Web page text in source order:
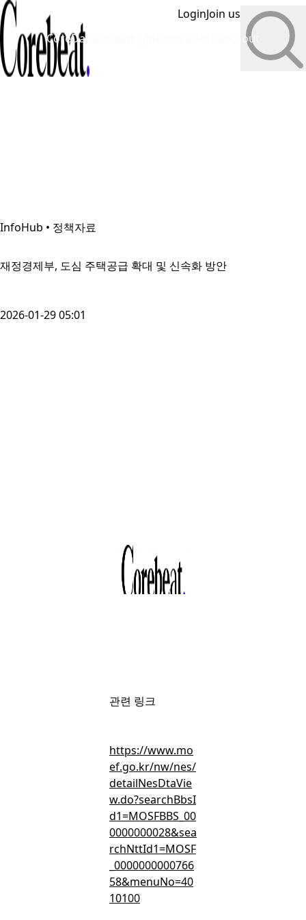
CoreData About
LoginJoin us
InfoHub • 정책자료
재정경제부, 도심 주택공급 확대 및 신속화 방안
2026-01-29 05:01
재정경제부, 도심
주택공급 확대 및
신속화 방안
무료 회원가입
이미 회원이신가요?
관련 링크
https://www.mo
ef.go.kr/nw/nes/
detailNesDtaVie
w.do?searchBbsI
d1=MOSFBBS_00
0000000028&sea
rchNttId1=MOSF
_0000000000766
58&menuNo=40
10100